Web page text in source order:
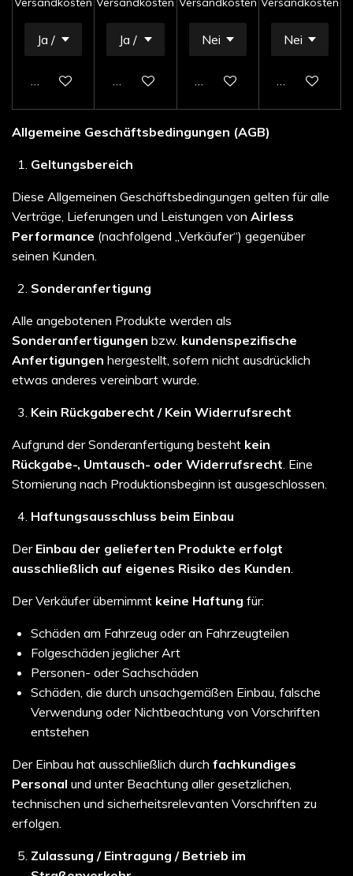
In den WarenkorbIn den WarenkorbIn den WarenkorbIn den
Allgemeine Geschäftsbedingungen (AGB)
Geltungsbereich
Diese Allgemeinen Geschäftsbedingungen gelten für alle
Verträge, Lieferungen und Leistungen von Airless
Performance (nachfolgend „Verkäufer“) gegenüber
seinen Kunden.
Sonderanfertigung
Alle angebotenen Produkte werden als
Sonderanfertigungen bzw. kundenspezifische
Anfertigungen hergestellt, sofern nicht ausdrücklich
etwas anderes vereinbart wurde.
Kein Rückgaberecht / Kein Widerrufsrecht
Aufgrund der Sonderanfertigung besteht kein
Rückgabe-, Umtausch- oder Widerrufsrecht. Eine
Stornierung nach Produktionsbeginn ist ausgeschlossen.
Haftungsausschluss beim Einbau
Der Einbau der gelieferten Produkte erfolgt
ausschließlich auf eigenes Risiko des Kunden.
Der Verkäufer übernimmt keine Haftung für:
Schäden am Fahrzeug oder an Fahrzeugteilen
Folgeschäden jeglicher Art
Personen- oder Sachschäden
Schäden, die durch unsachgemäßen Einbau, falsche
Verwendung oder Nichtbeachtung von Vorschriften
entstehen
Der Einbau hat ausschließlich durch fachkundiges
Personal und unter Beachtung aller gesetzlichen,
technischen und sicherheitsrelevanten Vorschriften zu
erfolgen.
Zulassung / Eintragung / Betrieb im